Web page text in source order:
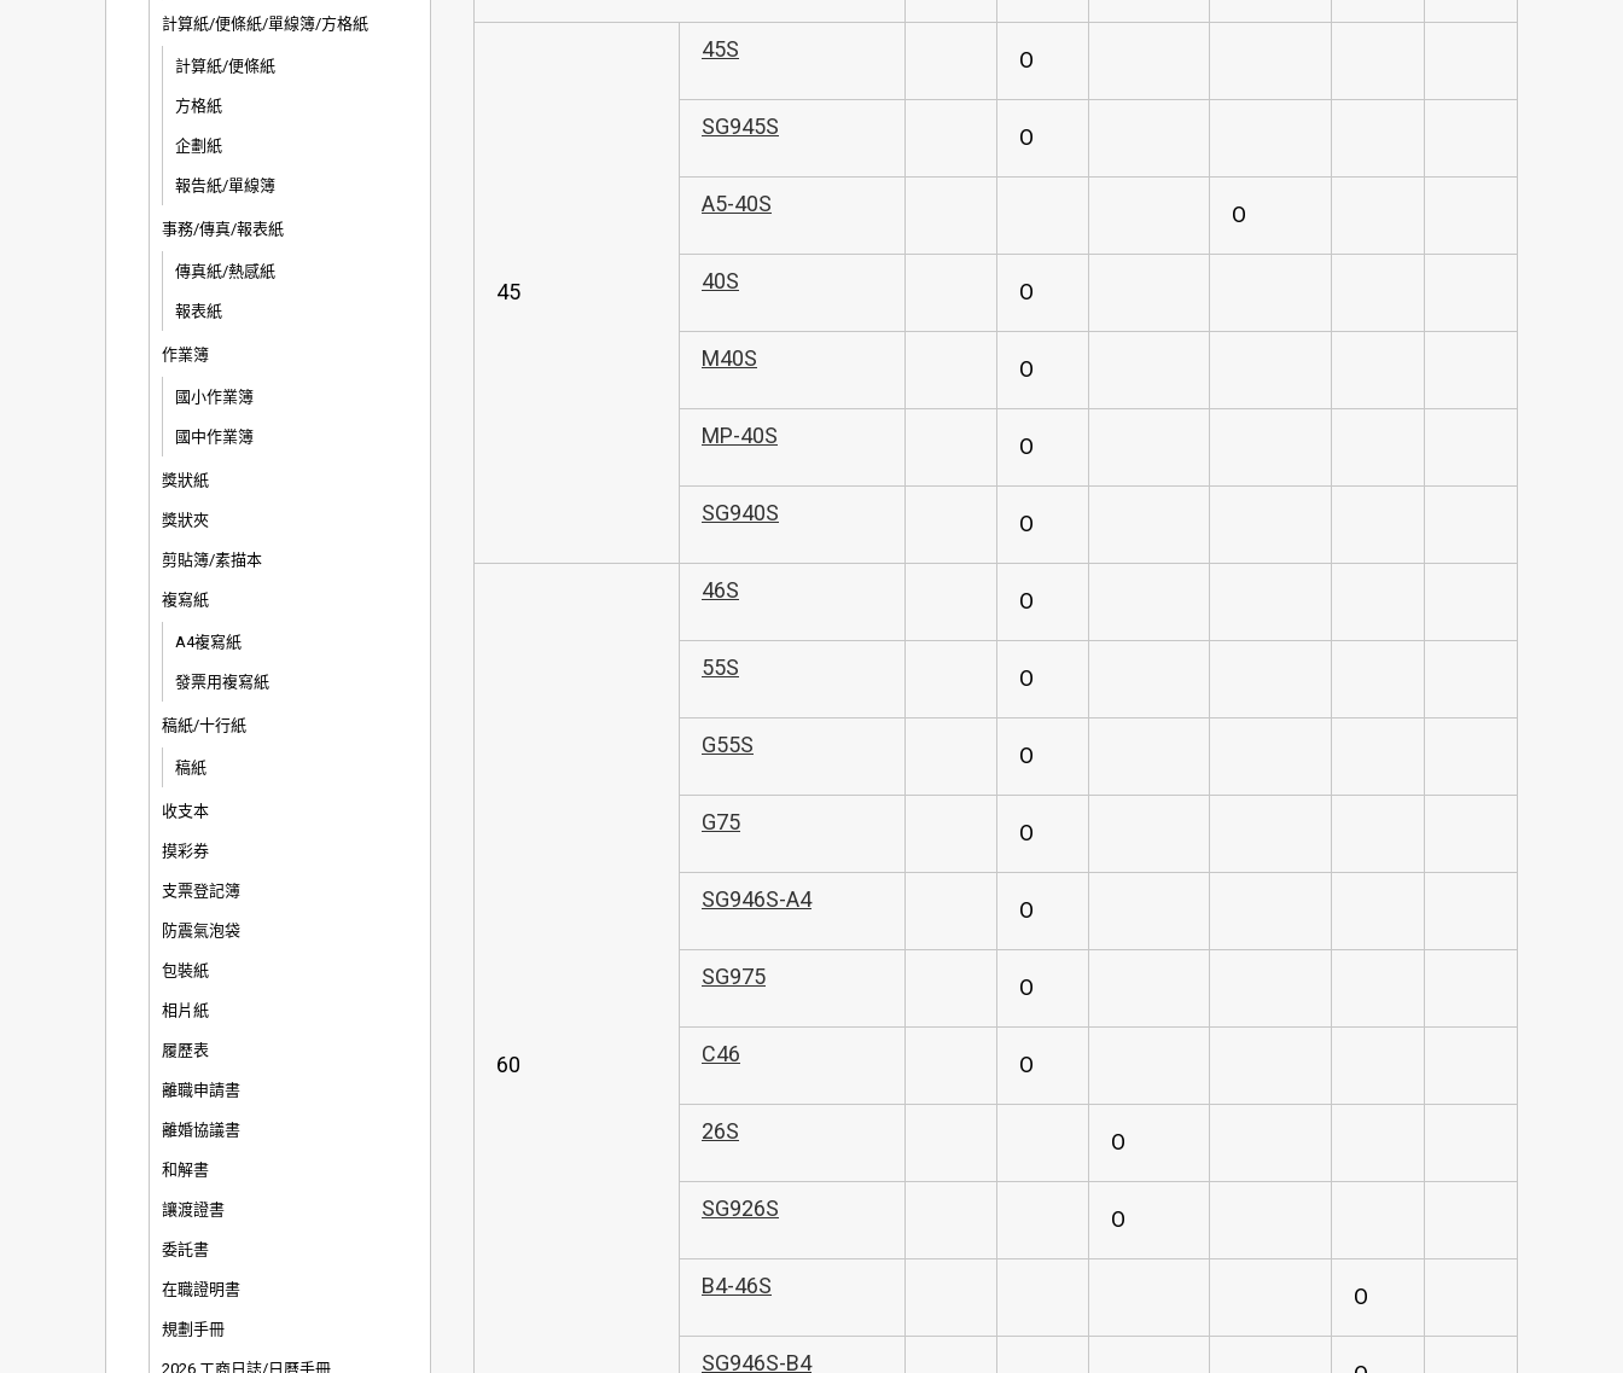
計算紙/便條紙/單線簿/方格紙
計算紙/便條紙
方格紙
企劃紙
報告紙/單線簿
事務/傳真/報表紙
傳真紙/熱感紙
報表紙
作業簿
國小作業簿
國中作業簿
獎狀紙
獎狀夾
剪貼簿/素描本
複寫紙
A4複寫紙
發票用複寫紙
稿紙/十行紙
稿紙
收支本
摸彩券
支票登記簿
防震氣泡袋
包裝紙
相片紙
履歷表
離職申請書
離婚協議書
和解書
讓渡證書
委託書
在職證明書
規劃手冊
2026 工商日誌/日曆手冊
45
45S O
SG945S O
A5-40S O
40S O
M40S O
MP-40S O
SG940S O
60
46S O
55S O
G55S O
G75 O
SG946S-A4 O
SG975 O
C46 O
26S O
SG926S O
B4-46S O
SG946S-B4